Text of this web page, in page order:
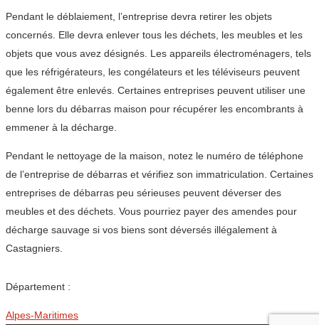
Pendant le déblaiement, l’entreprise devra retirer les objets
concernés. Elle devra enlever tous les déchets, les meubles et les
objets que vous avez désignés. Les appareils électroménagers, tels
que les réfrigérateurs, les congélateurs et les téléviseurs peuvent
également être enlevés. Certaines entreprises peuvent utiliser une
benne lors du débarras maison pour récupérer les encombrants à
emmener à la décharge.
Pendant le nettoyage de la maison, notez le numéro de téléphone
de l’entreprise de débarras et vérifiez son immatriculation. Certaines
entreprises de débarras peu sérieuses peuvent déverser des
meubles et des déchets. Vous pourriez payer des amendes pour
décharge sauvage si vos biens sont déversés illégalement à
Castagniers.
Département :
Alpes-Maritimes